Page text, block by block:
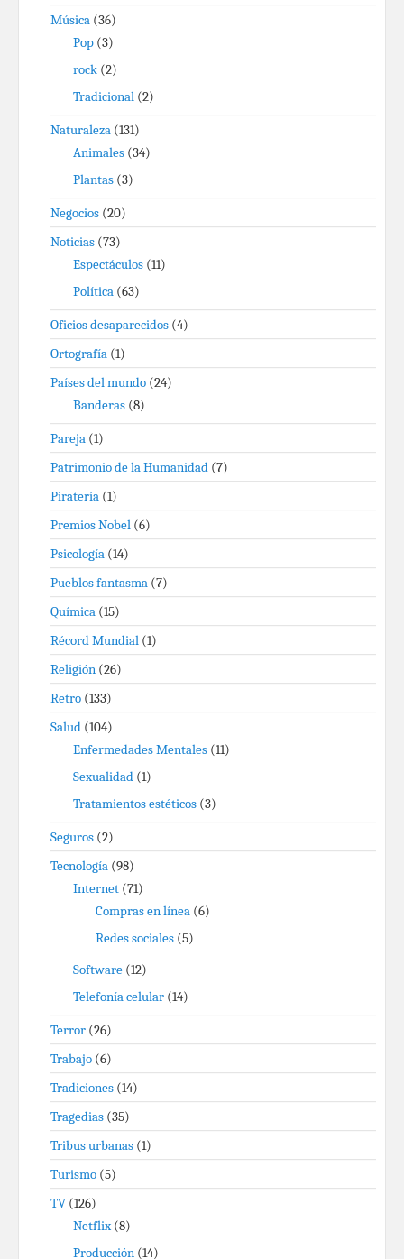
Música (36)
Pop (3)
rock (2)
Tradicional (2)
Naturaleza (131)
Animales (34)
Plantas (3)
Negocios (20)
Noticias (73)
Espectáculos (11)
Política (63)
Oficios desaparecidos (4)
Ortografía (1)
Países del mundo (24)
Banderas (8)
Pareja (1)
Patrimonio de la Humanidad (7)
Piratería (1)
Premios Nobel (6)
Psicología (14)
Pueblos fantasma (7)
Química (15)
Récord Mundial (1)
Religión (26)
Retro (133)
Salud (104)
Enfermedades Mentales (11)
Sexualidad (1)
Tratamientos estéticos (3)
Seguros (2)
Tecnología (98)
Internet (71)
Compras en línea (6)
Redes sociales (5)
Software (12)
Telefonía celular (14)
Terror (26)
Trabajo (6)
Tradiciones (14)
Tragedias (35)
Tribus urbanas (1)
Turismo (5)
TV (126)
Netflix(8)
Producción (14)